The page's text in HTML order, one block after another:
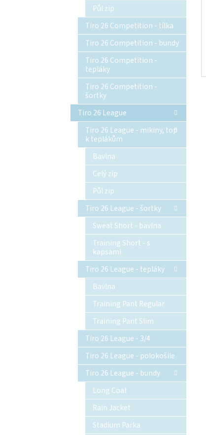
Půl zip
Tiro 26 Competition - tílka
Tiro 26 Competition - bundy
Tiro 26 Competition -
tepláky
Tiro 26 Competition -
šortky
Tiro 26 League
Tiro 26 League - mikiny, top
k teplákům
Bavlna
Celý zip
Půl zip
Tiro 26 League - šortky
Sweat Short - bavlna
Training Short - s
kapsami
Tiro 26 League - tepláky
Bavlna
Training Pant Regular
Training Pant Slim
Tiro 26 League - 3/4
Tiro 26 League - polokošile
Tiro 26 League - bundy
Long Coat
Rain Jacket
Stadium Parka